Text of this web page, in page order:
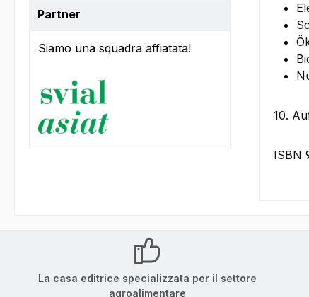
Partner
Siamo una squadra affiatata!
10.
ISBN
La casa editrice specializzata per il settore
agroalimentare